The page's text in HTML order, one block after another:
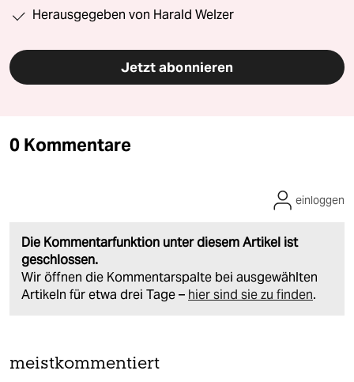
Herausgegeben von Harald Welzer
Jetzt abonnieren
0 Kommentare
Die Kommentarfunktion unter diesem Artikel ist
geschlossen.
Wir öffnen die Kommentarspalte bei ausgewählten
Artikeln für etwa drei Tage – hier sind sie zu finden.
einloggen
meistkommentiert